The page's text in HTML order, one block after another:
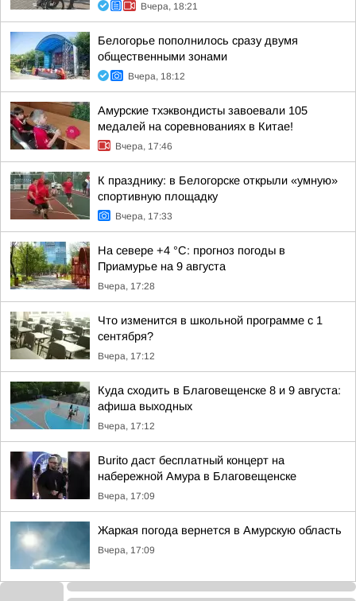
Вчера, 18:21
Белогорье пополнилось сразу двумя
общественными зонами
Вчера, 18:12
Амурские тхэквондисты завоевали 105
медалей на соревнованиях в Китае!
Вчера, 17:46
К празднику: в Белогорске открыли «умную»
спортивную площадку
Вчера, 17:33
На севере +4 °С: прогноз погоды в
Приамурье на 9 августа
Вчера, 17:28
Что изменится в школьной программе с 1
сентября?
Вчера, 17:12
Куда сходить в Благовещенске 8 и 9 августа:
афиша выходных
Вчера, 17:12
Burito даст бесплатный концерт на
набережной Амура в Благовещенске
Вчера, 17:09
Жаркая погода вернется в Амурскую область
Вчера, 17:09